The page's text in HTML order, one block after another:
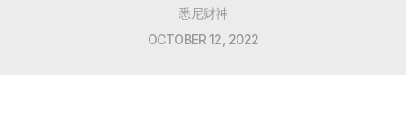
悉尼财神
OCTOBER 12, 2022